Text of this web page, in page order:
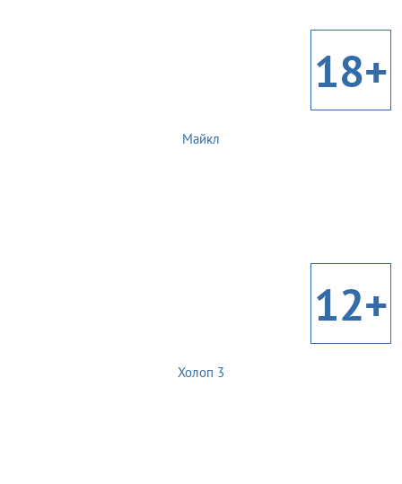
18+
Майкл
12+
Холоп 3